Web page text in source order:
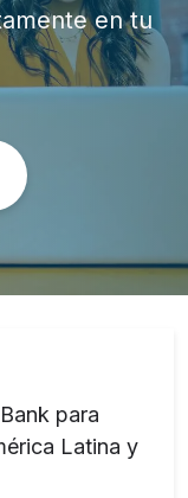
en tu
para
Latina y